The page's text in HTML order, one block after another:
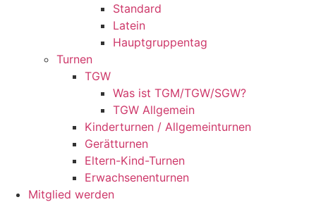
Standard
Latein
Hauptgruppentag
Turnen
TGW
Was ist TGM/TGW/SGW?
TGW Allgemein
Kinderturnen / Allgemeinturnen
Gerätturnen
Eltern-Kind-Turnen
Erwachsenenturnen
Mitglied werden